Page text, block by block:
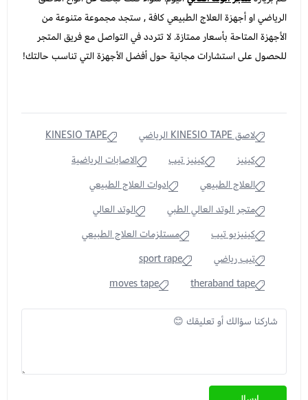
الرياضي او أجهزة العلاج الطبيعي كافة , ستجد مجموعة متنوعة من
الأجهزة المتاحة بأسعار ممتازة. لا تتردد في التواصل مع فريق المتجر
للحصول على استشارات مجانية حول أفضل الأجهزة التي تناسب حالتك!
لاصق KINESIO TAPE الرياضي
KINESIO TAPE
كينيز
كينيز تيب
الاصابات الرياضية
العلاج الطبيعي
ادوات العلاج الطبيعي
متجر الوتد العالي الطبي
الوتد العالي
كينيزيو تيب
مستلزمات العلاج الطبيعي
تيب رياضي
sport rape
theraband tape
moves tape